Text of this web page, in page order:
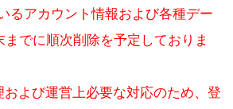
るアカウント情報および各種デー
までに順次削除を予定しておりま
よび運営上必要な対応のため、登